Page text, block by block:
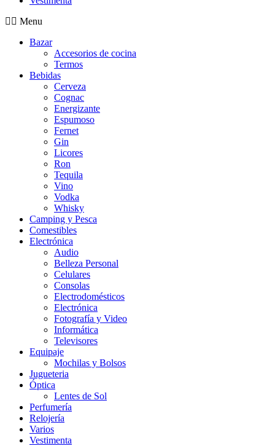
Menu
Bazar
Accesorios de cocina
Termos
Bebidas
Cerveza
Cognac
Energizante
Espumoso
Fernet
Gin
Licores
Ron
Tequila
Vino
Vodka
Whisky
Camping y Pesca
Comestibles
Electrónica
Audio
Belleza Personal
Celulares
Consolas
Electrodomésticos
Electrónica
Fotografía y Video
Informática
Televisores
Equipaje
Mochilas y Bolsos
Jugueteria
Óptica
Lentes de Sol
Perfumería
Relojería
Varios
Vestimenta